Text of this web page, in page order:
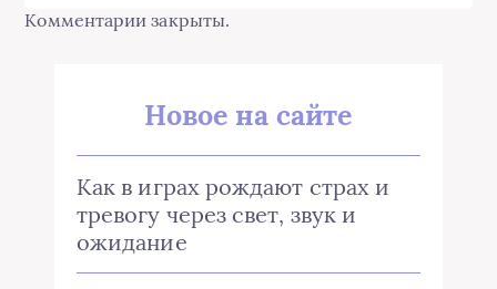
Комментарии закрыты.
Новое на сайте
Как в играх рождают страх и
тревогу через свет, звук и
ожидание